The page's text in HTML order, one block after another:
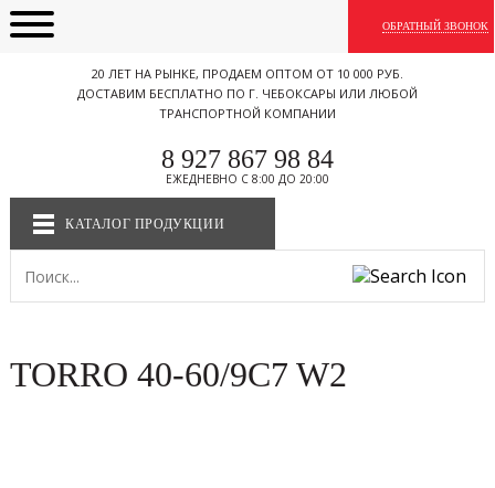
ОБРАТНЫЙ ЗВОНОК
20 ЛЕТ НА РЫНКЕ, ПРОДАЕМ ОПТОМ ОТ 10 000 РУБ.
ДОСТАВИМ БЕСПЛАТНО ПО Г. ЧЕБОКСАРЫ ИЛИ ЛЮБОЙ
ТРАНСПОРТНОЙ КОМПАНИИ
8 927 867 98 84
ЕЖЕДНЕВНО С 8:00 ДО 20:00
КАТАЛОГ ПРОДУКЦИИ
TORRO 40-60/9C7 W2